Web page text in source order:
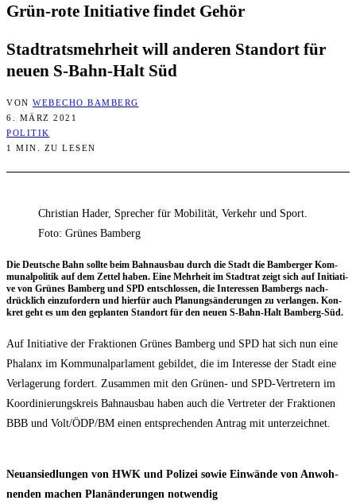
Grün-rote Initia­ti­ve fin­det Gehör
Stadt­rats­mehr­heit will ande­ren Stand­ort für
neu­en S‑Bahn-Halt Süd
VON WEBECHO BAMBERG
6. MÄRZ 2021
POLITIK
1 MIN. ZU LESEN
Christian Hader, Sprecher für Mobilität, Verkehr und Sport.
Foto: Grünes Bamberg
Die Deut­sche Bahn soll­te beim Bahn­aus­bau durch die Stadt die Bam­ber­ger Kom­
mu­nal­po­li­tik auf dem Zet­tel haben. Eine Mehr­heit im Stadt­rat zeigt sich auf Initia­ti­
ve von Grü­nes Bam­berg und SPD ent­schlos­sen, die Inter­es­sen Bam­bergs nach­
drück­lich ein­zu­for­dern und hier­für auch Pla­nungs­än­de­run­gen zu ver­lan­gen. Kon­
kret geht es um den geplan­ten Stand­ort für den neu­en S‑Bahn-Halt Bamberg-Süd.
Auf Initia­ti­ve der Frak­tio­nen Grü­nes Bam­berg und SPD hat sich nun eine
Pha­lanx im Kom­mu­nal­par­la­ment gebil­det, die im Inter­es­se der Stadt eine
Ver­la­ge­rung for­dert. Zusam­men mit den Grü­nen- und SPD-Ver­tre­tern im
Koor­di­nie­rungs­kreis Bahn­aus­bau haben auch die Ver­tre­ter der Frak­tio­nen
BBB und Volt/​ÖDP/​BM einen ent­spre­chen­den Antrag mit unterzeichnet.
Neu­an­sied­lun­gen von HWK und Poli­zei sowie Ein­wän­de von Anwoh­
nen­den machen Plan­än­de­run­gen notwendig